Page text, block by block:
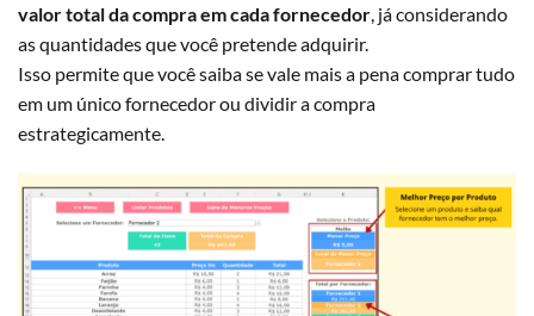
valor total da compra em cada fornecedor , já considerando
as quantidades que você pretende adquirir.
Isso permite que você saiba se vale mais a pena comprar tudo
em um único fornecedor ou dividir a compra
estrategicamente.